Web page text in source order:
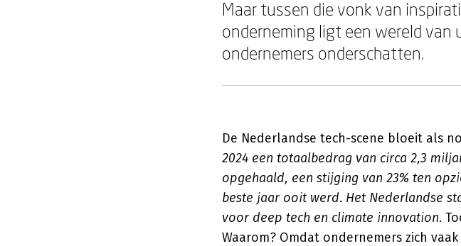
Maar tussen die vonk van
onderneming ligt een wereld van
ondernemers onderschatten.
De Nederlandse tech-scene bloeit als
2024 een totaalbedrag van circa 2,3
opgehaald, een stijging van 23% ten
beste jaar ooit werd. Het Nederlandse
voor deep tech en climate innovation.
Waarom? Omdat ondernemers zich